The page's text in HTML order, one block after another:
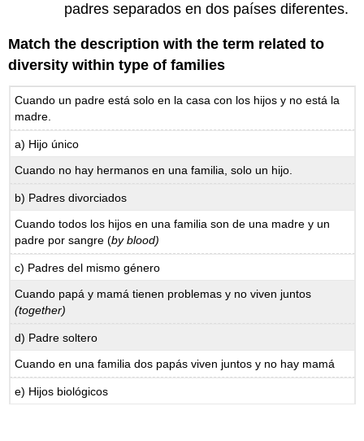
padres separados en dos países diferentes.
Match the description with the term related to
diversity within type of families
Cuando un padre está solo en la casa con los hijos y no está la
madre.
a) Hijo único
Cuando no hay hermanos en una familia, solo un hijo.
b) Padres divorciados
Cuando todos los hijos en una familia son de una madre y un
padre por sangre (by blood)
c) Padres del mismo género
Cuando papá y mamá tienen problemas y no viven juntos
(together)
d) Padre soltero
Cuando en una familia dos papás viven juntos y no hay mamá
e) Hijos biológicos